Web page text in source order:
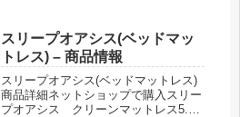
スリープオアシス(ベッドマッ
トレス) – 商品情報
スリープオアシス(ベッドマットレス)
商品詳細ネットショップで購入スリー
プオアシス クリーンマットレス5.0